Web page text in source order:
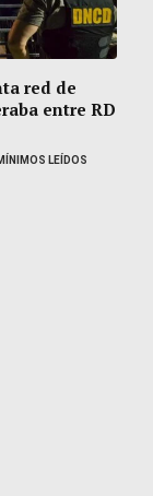
red de
entre RD
LEÍDOS